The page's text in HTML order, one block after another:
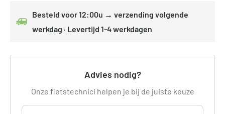
Besteld voor 12:00u → verzending volgende
werkdag · Levertijd 1-4 werkdagen
Advies nodig?
Onze fietstechnici helpen je bij de juiste keuze